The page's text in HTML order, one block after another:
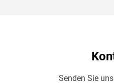
Senden Sie